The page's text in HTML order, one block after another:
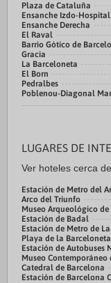
Plaza de Cataluña
Ensanche Izdo-
Ensanche Derecha
El Raval
Barrio Gótico de
Gracia
La Barceloneta
El Born
Pedralbes
Poblenou-Diagonal Mar
LUGARES DE
Ver hoteles cerca
Estación de Metro del
Arco del Triunfo
Museo Arqueológico
Estación de Badal
Estación de Metro de
Playa de la Barceloneta
Estación de Autobuses
Museo Contemporáneo
Catedral de Barcelona
Estación de Barcelona